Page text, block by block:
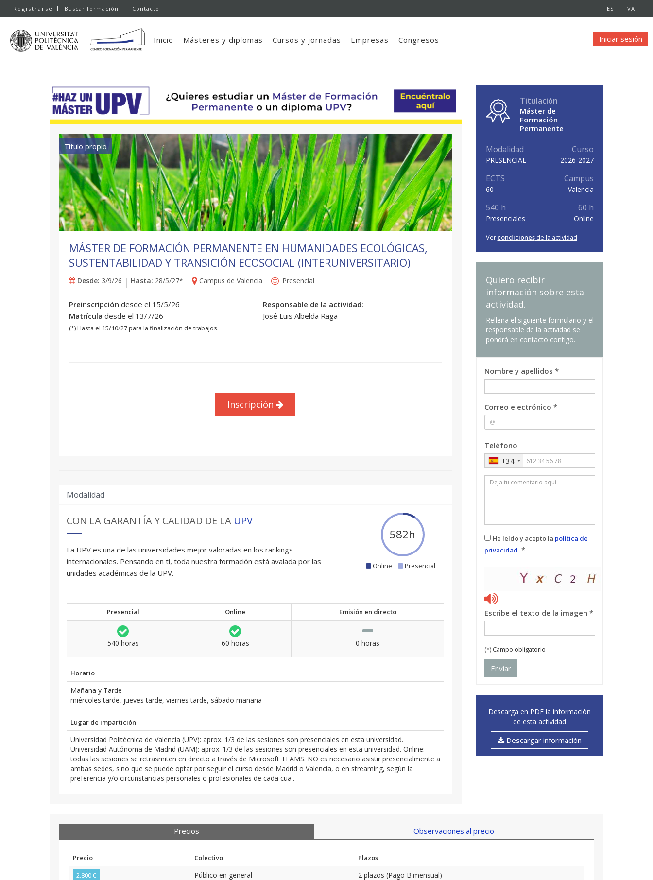
Registrarse Buscar formación Contacto ES VA
Iniciar sesión
Inicio Másteres y diplomas Cursos y jornadas Empresas Congresos
Título propio
MÁSTER DE FORMACIÓN PERMANENTE EN HUMANIDADES ECOLÓGICAS,
SUSTENTABILIDAD Y TRANSICIÓN ECOSOCIAL (INTERUNIVERSITARIO)
Desde: 3/9/26 Hasta: 28/5/27* Campus de Valencia Presencial
Preinscripción desde el 15/5/26
Matrícula desde el 13/7/26
(*) Hasta el 15/10/27 para la finalización de trabajos.
Responsable de la actividad:
José Luis Albelda Raga
Inscripción
Modalidad
CON LA GARANTÍA Y CALIDAD DE LA UPV
La UPV es una de las universidades mejor valoradas en los rankings
internacionales. Pensando en ti, toda nuestra formación está avalada por las
unidades académicas de la UPV.
600h
Online Presencial
Presencial Online Emisión en directo
540 horas 60 horas 0 horas
Horario
Mañana y Tarde
miércoles tarde, jueves tarde, viernes tarde, sábado mañana
Lugar de impartición
Universidad Politécnica de Valencia (UPV): aprox. 1/3 de las sesiones son presenciales en esta universidad.
Universidad Autónoma de Madrid (UAM): aprox. 1/3 de las sesiones son presenciales en esta universidad. Online:
todas las sesiones se retrasmiten en directo a través de Microsoft TEAMS. NO es necesario asistir presencialmente a
ambas sedes, sino que se puede optar por seguir el curso desde Madrid o Valencia, o en streaming, según la
preferencia y/o circunstancias personales o profesionales de cada cual.
Titulación
Máster de
Formación
Permanente
Modalidad
PRESENCIAL
Curso
2026-2027
ECTS
60
Campus
Valencia
540 h
Presenciales
60 h
Online
Ver condicionesde la actividad
Quiero recibir
información sobre esta
actividad.
Rellena el siguiente formulario y el
responsable de la actividad se
pondrá en contacto contigo.
Nombre y apellidos *
Correo electrónico *
@
Teléfono
+34
He leído y acepto la política de
privacidad.*
Escribe el texto de la imagen *
(*) Campo obligatorio
Enviar
Descarga en PDF la información
de esta actividad
Descargar información
Precios Observaciones al precio
Precio Colectivo
Plazos
2.800 €
Público en general 2 plazos (Pago Bimensual)